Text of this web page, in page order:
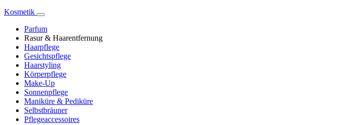
Kosmetik
Parfum
Rasur & Haarentfernung
Haarpflege
Gesichtspflege
Haarstyling
Körperpflege
Make-Up
Sonnenpflege
Maniküre & Pediküre
Selbstbräuner
Pflegeaccessoires